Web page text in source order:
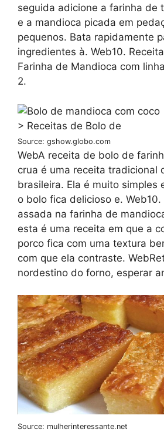
seguida adicione a farinha de
e a mandioca picada em
pequenos. Bata rapidamente
ingredientes à. Web10.
Farinha de Mandioca com
2.
Source: gshow.globo.com
WebA receita de bolo de
crua é uma receita tradicional
brasileira. Ela é muito simples
o bolo fica delicioso e. Web10.
assada na farinha de
esta é uma receita em que a
porco fica com uma textura
com que ela contraste.
nordestino do forno, esperar
Source: mulherinteressante.net